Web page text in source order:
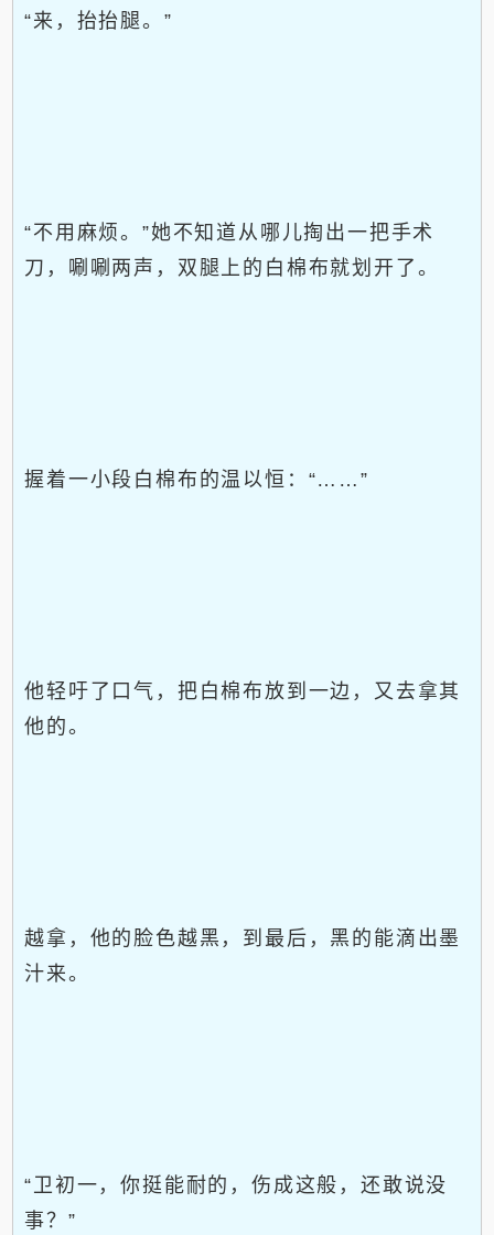
“来，抬抬腿。”
“不用麻烦。”她不知道从哪儿掏出一把手术
刀，唰唰两声，双腿上的白棉布就划开了。
握着一小段白棉布的温以恒：“……”
他轻吁了口气，把白棉布放到一边，又去拿其
他的。
越拿，他的脸色越黑，到最后，黑的能滴出墨
汁来。
“卫初一，你挺能耐的，伤成这般，还敢说没
事？”